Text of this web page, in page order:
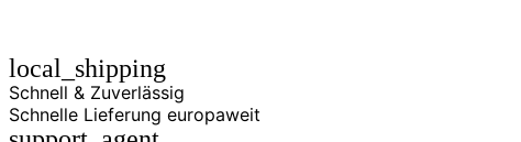
local_shipping
Schnell & Zuverlässig
Schnelle Lieferung europaweit